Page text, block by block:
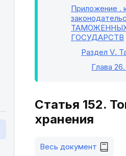
Приложение .
ГОСУДАРСТВ
Раздел V.
Глава 26
Статья 152.
хранения
Весь документ